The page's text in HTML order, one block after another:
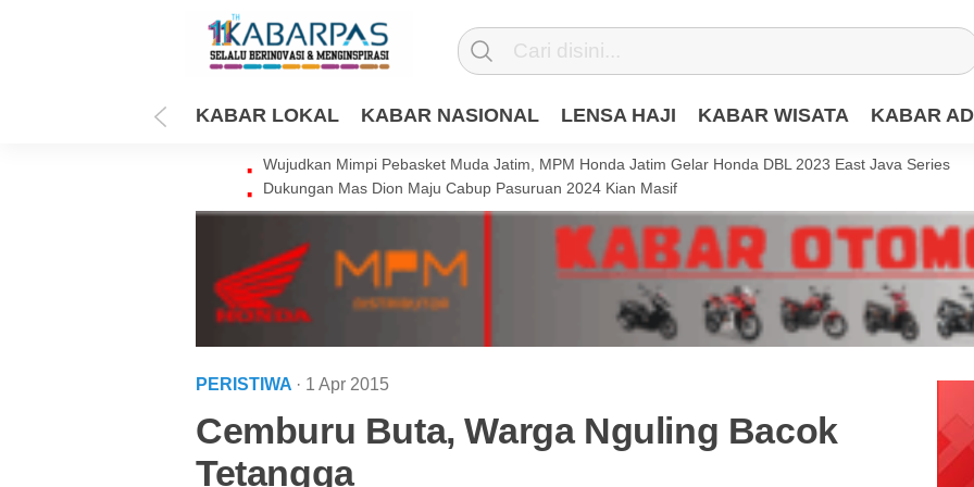
KABAR LOKAL KABAR NASIONAL LENSA HAJI KABAR WISATA KABAR
Wujudkan Mimpi Pebasket Muda Jatim, MPM Honda Jatim Gelar Honda DBL 2023 East Java Series
Dukungan Mas Dion Maju Cabup Pasuruan 2024 Kian Masif
PERISTIWA · 1 Apr 2015
Cemburu Buta, Warga Nguling Bacok
Tetangga